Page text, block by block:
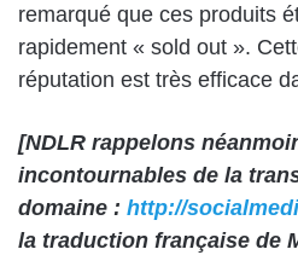
remarqué que ces produits
rapidement « sold out ».
réputation est très efficace
[NDLR rappelons
incontournables de la
domaine : http://
la traduction française de